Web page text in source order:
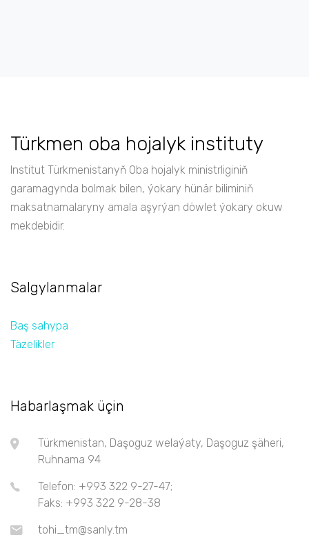
Türkmen oba hojalyk instituty
Institut Türkmenistanyň Oba hojalyk ministrliginiň
garamagynda bolmak bilen, ýokary hünär biliminiň
maksatnamalaryny amala aşyrýan döwlet ýokary okuw
mekdebidir.
Salgylanmalar
Baş sahypa
Täzelikler
Habarlaşmak üçin
Türkmenistan, Daşoguz welaýaty, Daşoguz şäheri,
Ruhnama 94
Telefon: +993 322 9-27-47;
Faks: +993 322 9-28-38
tohi_tm@sanly.tm